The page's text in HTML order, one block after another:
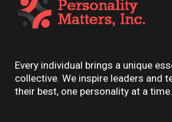
Every individual brings a unique
collective. We inspire leaders and
their best, one personality at a time.